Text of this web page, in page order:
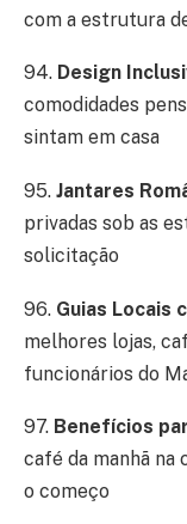
com a estrutura
94. Design
comodidades
sintam em casa
95. Jantares
privadas sob as
solicitação
96. Guias Locais
melhores lojas,
funcionários do
97. Benefícios
café da manhã na
o começo